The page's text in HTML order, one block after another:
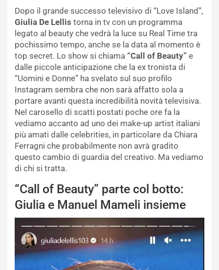
Dopo il grande successo televisivo di “Love Island”,
Giulia De Lellis torna in tv con un programma
legato al beauty che vedrà la luce su Real Time tra
pochissimo tempo, anche se la data al momento è
top secret. Lo show si chiama “Call of Beauty” e
dalle piccole anticipazione che la ex tronista di
“Uomini e Donne” ha svelato sul suo profilo
Instagram sembra che non sarà affatto sola a
portare avanti questa incredibilità novità televisiva.
Nel carosello di scatti postati poche ore fa la
vediamo accanto ad uno dei make-up artist italiani
più amati dalle celebrities, in particolare da Chiara
Ferragni che probabilmente non avrà gradito
questo cambio di guardia del creativo. Ma vediamo
di chi si tratta.
“Call of Beauty” parte col botto:
Giulia e Manuel Mameli insieme